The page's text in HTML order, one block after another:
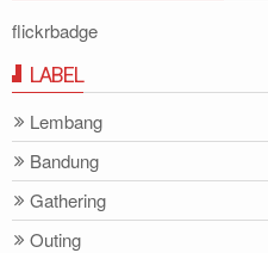
flickrbadge
LABEL
Lembang
Bandung
Gathering
Outing